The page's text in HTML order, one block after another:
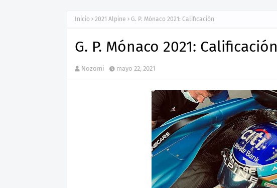
Inicio 2021 Alpine G. P. Mónaco 2021: Calificación
G. P. Mónaco 2021: Calificación
Nozomi mayo 22, 2021